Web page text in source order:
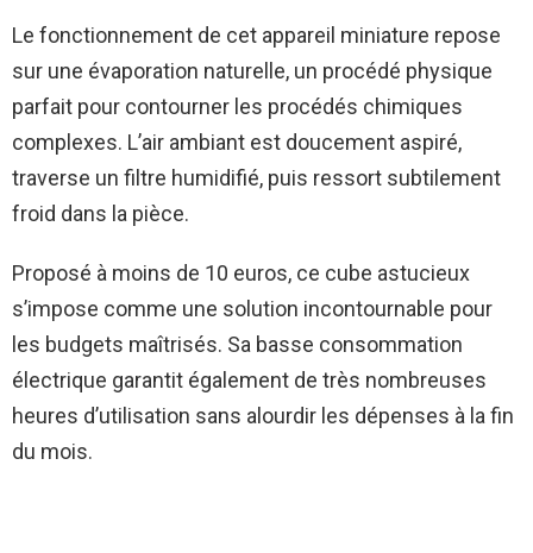
Le fonctionnement de cet appareil miniature repose
sur une évaporation naturelle, un procédé physique
parfait pour contourner les procédés chimiques
complexes. L’air ambiant est doucement aspiré,
traverse un filtre humidifié, puis ressort subtilement
froid dans la pièce.
Proposé à moins de 10 euros, ce cube astucieux
s’impose comme une solution incontournable pour
les budgets maîtrisés. Sa basse consommation
électrique garantit également de très nombreuses
heures d’utilisation sans alourdir les dépenses à la fin
du mois.